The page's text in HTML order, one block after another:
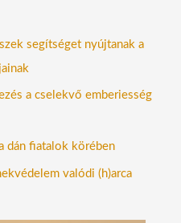
segítséget nyújtanak a
a cselekvő emberiesség
dán fiatalok körében
valódi (h)arca